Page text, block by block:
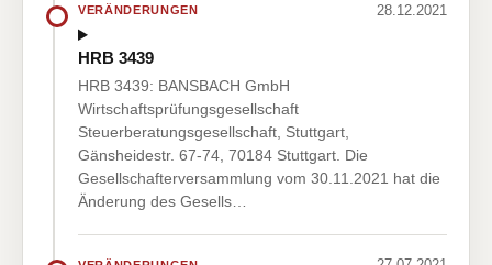
VERÄNDERUNGEN 28.12.2021
HRB 3439
HRB 3439: BANSBACH GmbH
Wirtschaftsprüfungsgesellschaft
Steuerberatungsgesellschaft, Stuttgart,
Gänsheidestr. 67-74, 70184 Stuttgart. Die
Gesellschafterversammlung vom 30.11.2021 hat die
Änderung des Gesells…